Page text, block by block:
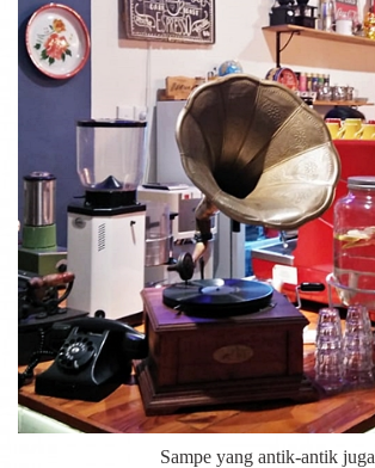
Sampe yang antik-antik juga